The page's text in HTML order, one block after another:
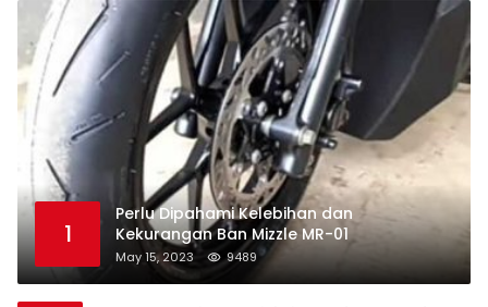
1
Perlu Dipahami Kelebihan dan
Kekurangan Ban Mizzle MR-01
May 15, 2023 9489